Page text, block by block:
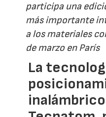
participa una
más importante
a los materiales
de marzo en París
La